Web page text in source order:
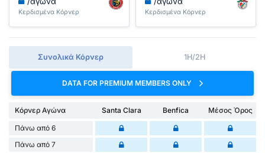
Κερδισμένα Κόρνερ Κερδισμένα Κόρνερ
Συνολικά Κόρνερ 1H/2H
DATA FOR PREMIUM MEMBERS ONLY
Κόρνερ Αγώνα Santa Clara Benfica
Μέσος Όρος
Πάνω από 6
Πάνω από 7